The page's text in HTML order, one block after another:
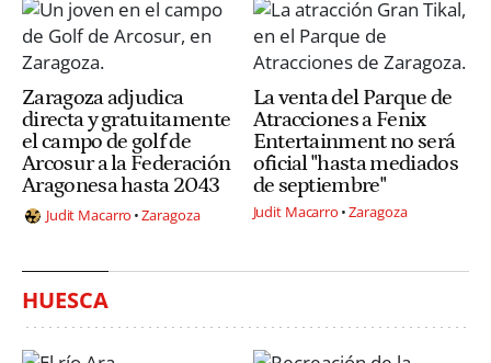
Zaragoza adjudica
directa y gratuitamente
el campo de golf de
Arcosur a la Federación
Aragonesa hasta 2043
Judit Macarro Zaragoza
La venta del Parque de
Atracciones a Fenix
Entertainment no será
oficial "hasta mediados
de septiembre"
Judit Macarro Zaragoza
HUESCA